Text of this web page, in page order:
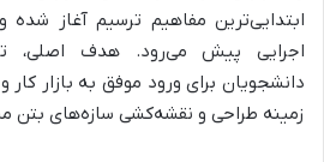
ابتدایی‌ترین مفاهیم ترسیم آغاز شده
اجرایی پیش می‌رود. هدف اصلی،
دانشجویان برای ورود موفق به بازار کار
زمینه طراحی و نقشه‌کشی سازه‌های بتن